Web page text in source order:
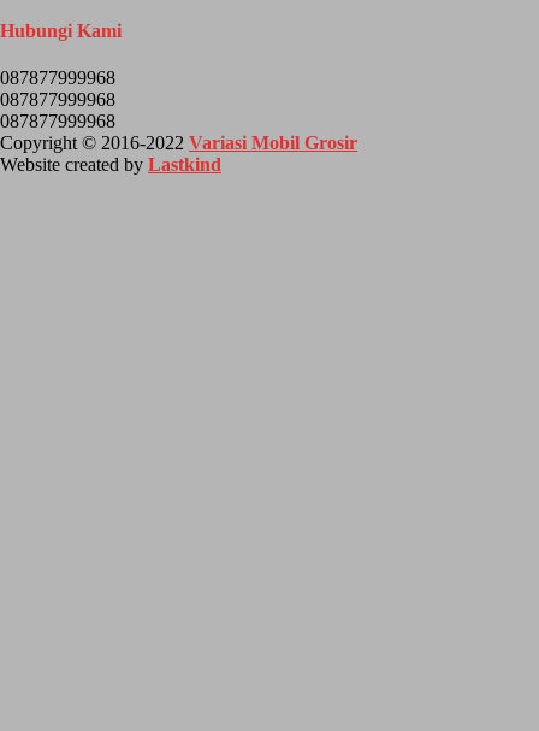
Hubungi Kami
087877999968
087877999968
087877999968
Copyright © 2016-2022 Variasi Mobil Grosir
Website created by Lastkind